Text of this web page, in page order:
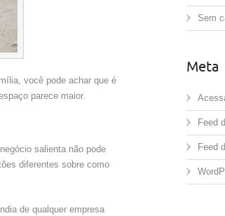
você pode achar que é
parece maior.
salienta não pode
diferentes sobre como
de qualquer empresa
Sem
Meta
Feed
Feed